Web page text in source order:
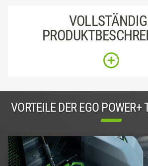
VORTEILE DER EGO POWER+